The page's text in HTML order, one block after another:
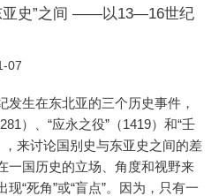
亚史”之间 ——以13—16世纪
07
发生在东北亚的三个历史事件，
）、“应永之役”（1419）和“壬
，来讨论国别史与东亚史之间的差
一国历史的立场、角度和视野来
“死角”或“盲点”。因为，只有一